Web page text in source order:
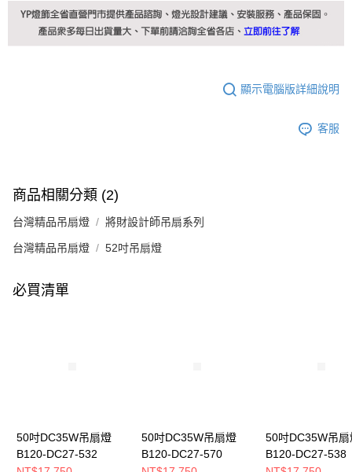
顯示電腦版詳細說明
客服
商品相關分類 (2)
台灣精品吊扇燈 將財設計師吊扇系列
台灣精品吊扇燈 52吋吊扇燈
必買清單
50吋DC35W吊扇燈
B120-DC27-532
50吋DC35W吊扇燈
B120-DC27-570
50吋DC35W吊扇
B120-DC27-538